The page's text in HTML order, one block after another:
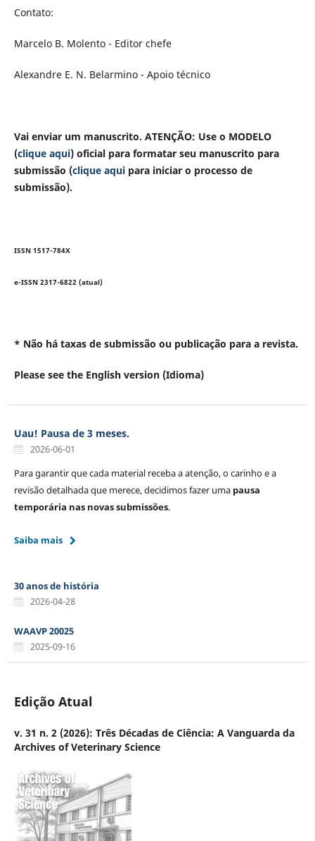
Contato:
Marcelo B. Molento - Editor chefe
Alexandre E. N. Belarmino - Apoio técnico
Vai enviar um manuscrito. ATENÇÃO: Use o MODELO
(clique aqui) oficial para formatar seu manuscrito para
submissão (clique aquipara iniciar o processo de
submissão).
ISSN 1517-784X
e-ISSN 2317-6822 (atual)
* Não há taxas de submissão ou publicação para a revista.
Please see the English version (Idioma)
Uau! Pausa de 3 meses.
2026-06-01
Para garantir que cada material receba a atenção, o carinho e a
revisão detalhada que merece, decidimos fazer uma pausa
temporária nas novas submissões.
Saiba mais
30 anos de história
2026-04-28
WAAVP 20025
2025-09-16
Edição Atual
v. 31 n. 2 (2026): Três Décadas de Ciência: A Vanguarda da
Archives of Veterinary Science